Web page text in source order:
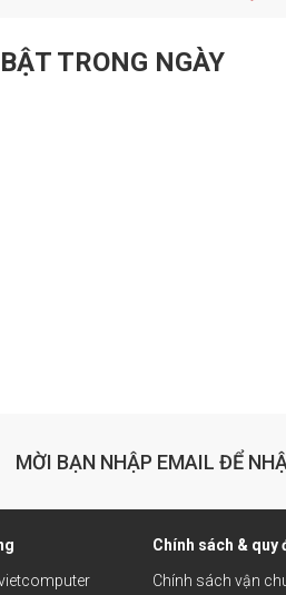
TRONG NGÀY
MỜI BẠN NHẬP EMAIL ĐỂ
Chính sách & quy
Chính sách vận